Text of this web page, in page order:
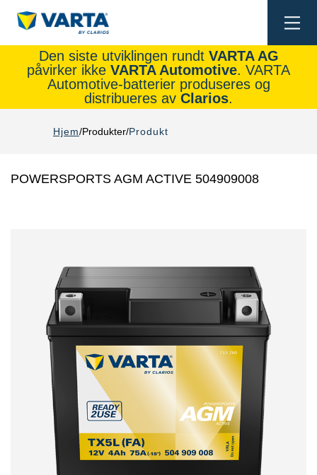
Den siste utviklingen rundt VARTA AG
påvirker ikke VARTA Automotive. VARTA
Automotive-batterier produseres og
distribueres av Clarios.
Hjem Produkter Produkt
POWERSPORTS AGM ACTIVE 504909008